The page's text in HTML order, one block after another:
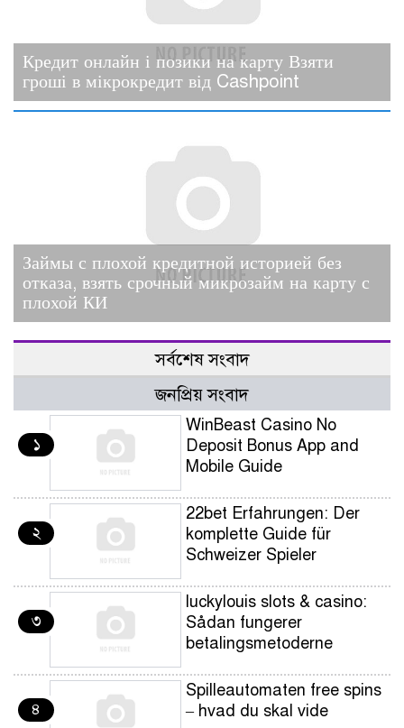
Кредит онлайн і позики на карту Взяти
гроші в мікрокредит від Cashpoint
Займы с плохой кредитной историей без
отказа, взять срочный микрозайм на карту с
плохой КИ
সর্বশেষ সংবাদ
জনপ্রিয় সংবাদ
১
WinBeast Casino No
Deposit Bonus App and
Mobile Guide
২
22bet Erfahrungen: Der
komplette Guide für
Schweizer Spieler
৩
luckylouis slots & casino:
Sådan fungerer
betalingsmetoderne
৪
Spilleautomaten free spins
– hvad du skal vide